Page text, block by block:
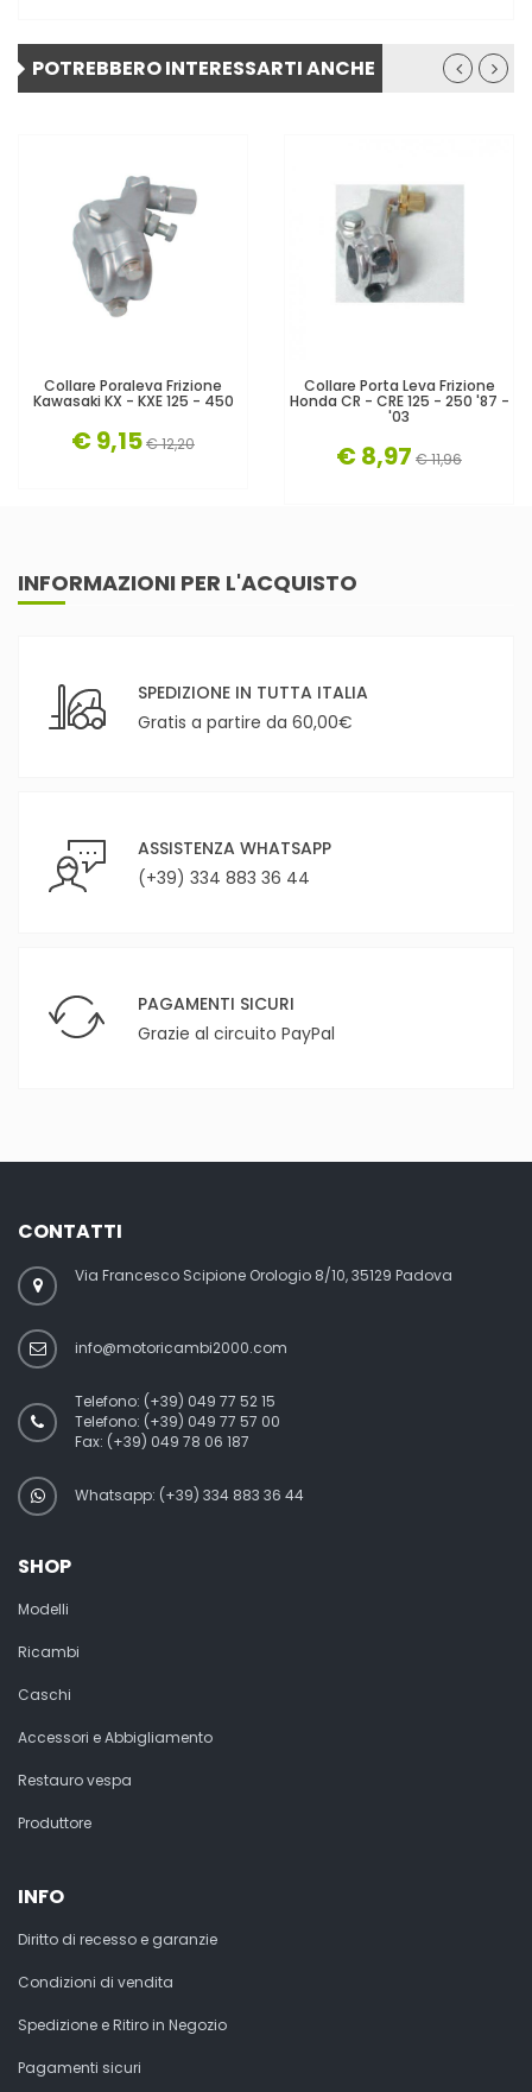
POTREBBERO INTERESSARTI ANCHE
Collare Poraleva Frizione
Kawasaki KX - KXE 125 - 450
€ 9,15€ 12,20
Collare Porta Leva Frizione
Honda CR - CRE 125 - 250 '87 -
'03
€ 8,97 € 11,96
INFORMAZIONI PER L'ACQUISTO
SPEDIZIONE IN TUTTA ITALIA
Gratis a partire da 60,00€
ASSISTENZA WHATSAPP
(+39) 334 883 36 44
PAGAMENTI SICURI
Grazie al circuito PayPal
CONTATTI
Via Francesco Scipione Orologio 8/10, 35129 Padova
info@motoricambi2000.com
Telefono: (+39) 049 77 52 15
Telefono: (+39) 049 77 57 00
Fax: (+39) 049 78 06 187
Whatsapp: (+39) 334 883 36 44
SHOP
Modelli
Ricambi
Caschi
Accessori e Abbigliamento
Restauro vespa
Produttore
INFO
Diritto di recesso e garanzie
Condizioni di vendita
Spedizione e Ritiro in Negozio
Pagamenti sicuri